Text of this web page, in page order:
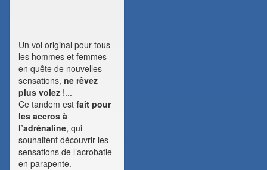
Un vol original pour tous
les hommes et femmes
en quête de nouvelles
sensations, ne rêvez
plus volez !...
Ce tandem est fait pour
les accros à
l’adrénaline, qui
souhaitent découvrir les
sensations de l’acrobatie
en parapente.